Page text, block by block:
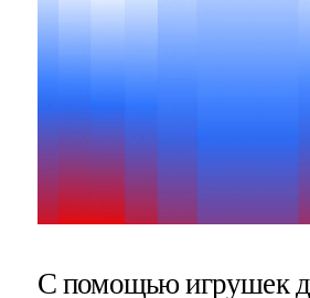
С помощью игрушек